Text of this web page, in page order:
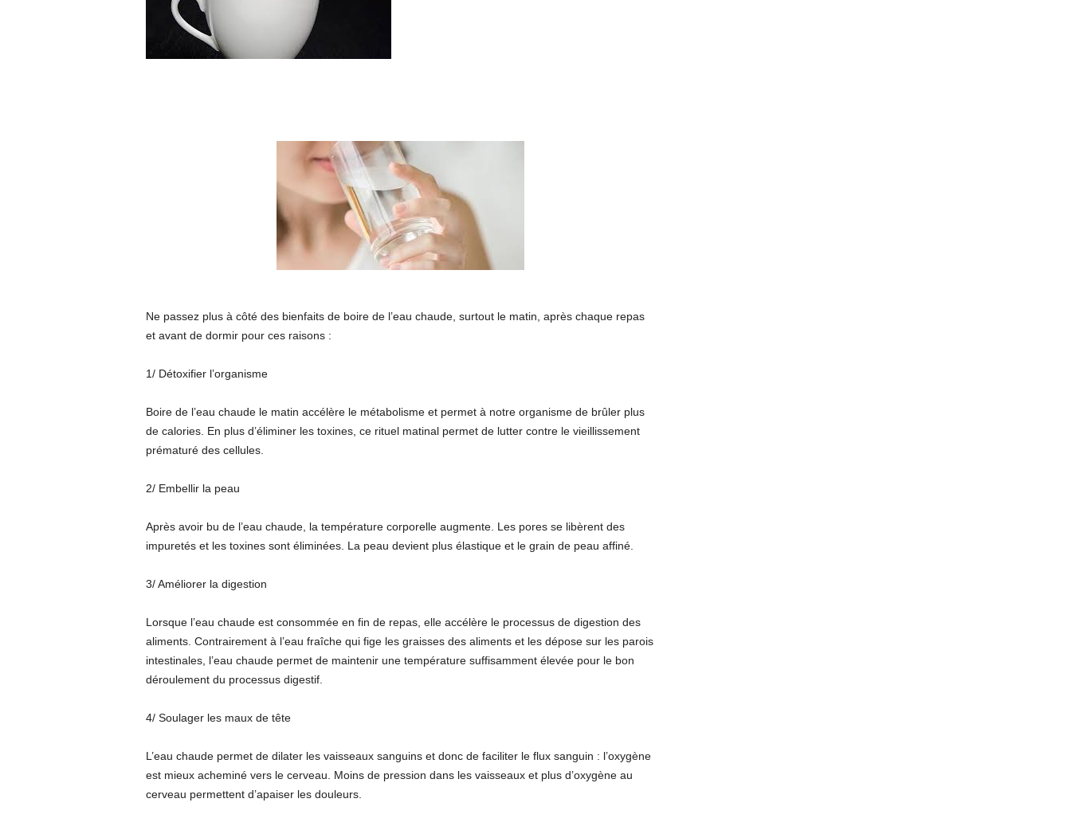
Ne passez plus à côté des bienfaits de boire de l’eau chaude, surtout le matin, après chaque repas
et avant de dormir pour ces raisons :
1/ Détoxifier l’organisme
Boire de l’eau chaude le matin accélère le métabolisme et permet à notre organisme de brûler plus
de calories. En plus d’éliminer les toxines, ce rituel matinal permet de lutter contre le vieillissement
prématuré des cellules.
2/ Embellir la peau
Après avoir bu de l’eau chaude, la température corporelle augmente. Les pores se libèrent des
impuretés et les toxines sont éliminées. La peau devient plus élastique et le grain de peau affiné.
3/ Améliorer la digestion
Lorsque l’eau chaude est consommée en fin de repas, elle accélère le processus de digestion des
aliments. Contrairement à l’eau fraîche qui fige les graisses des aliments et les dépose sur les parois
intestinales, l’eau chaude permet de maintenir une température suffisamment élevée pour le bon
déroulement du processus digestif.
4/ Soulager les maux de tête
L’eau chaude permet de dilater les vaisseaux sanguins et donc de faciliter le flux sanguin : l’oxygène
est mieux acheminé vers le cerveau. Moins de pression dans les vaisseaux et plus d’oxygène au
cerveau permettent d’apaiser les douleurs.